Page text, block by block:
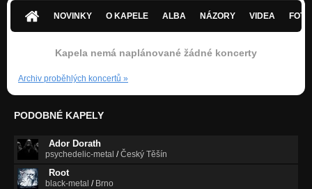
NOVINKY
O KAPELE ALBA NÁZORY VIDEA
Kapela nemá naplánované žádné koncerty
Archiv proběhlých koncertů »
PODOBNÉ KAPELY
Ador Dorath
psychedelic-metal /Český Těšín
Root
black-metal / Brno